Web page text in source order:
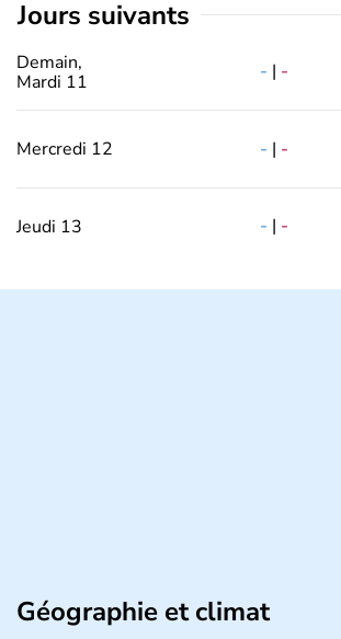
jours suivants
Demain,
Mardi 11
- | -
Mercredi 12 - | -
Jeudi 13 - | -
Géographie et climat